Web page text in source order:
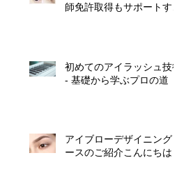
師免許取得もサポートする
初めてのアイラッシュ技術
- 基礎から学ぶプロの道
アイブローデザイニングコ
ースのご紹介こんにちは！